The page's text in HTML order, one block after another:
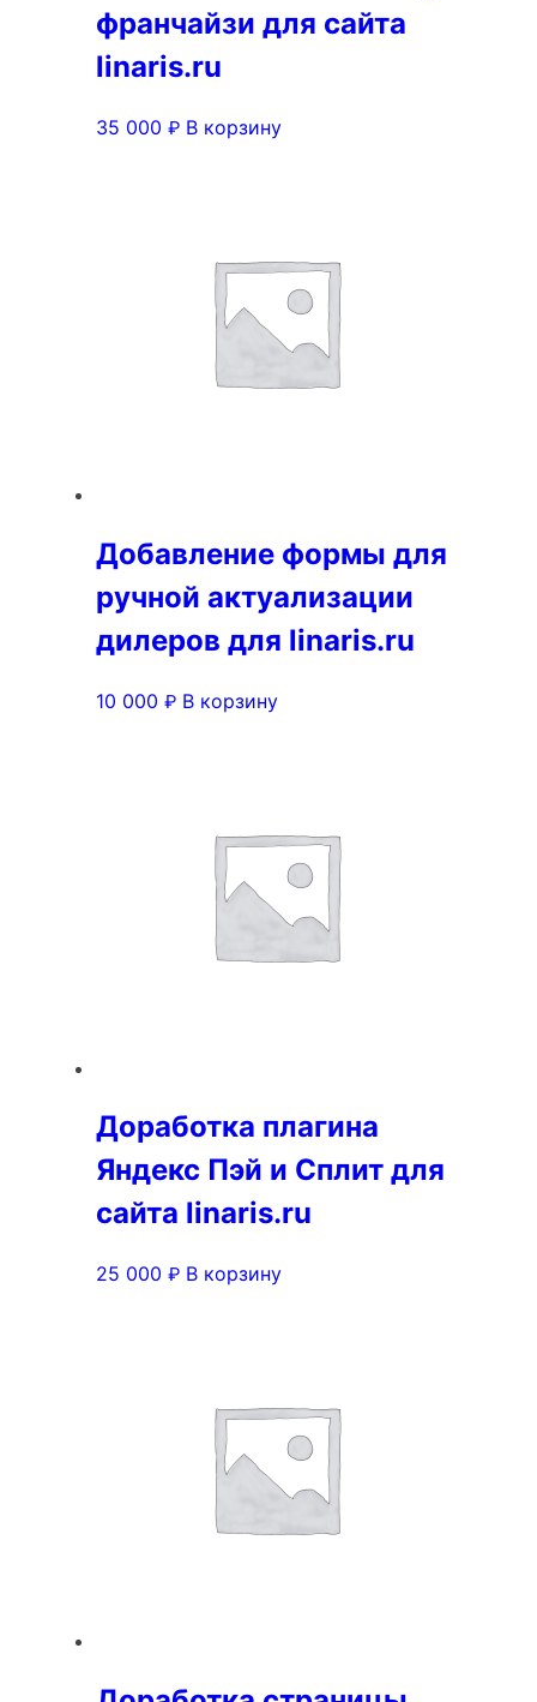
франчайзи для сайта
linaris.ru
35 000 ₽ В корзину
Добавление формы для
ручной актуализации
дилеров для linaris.ru
10 000 ₽ В корзину
Доработка плагина
Яндекс Пэй и Сплит для
сайта linaris.ru
25 000 ₽ В корзину